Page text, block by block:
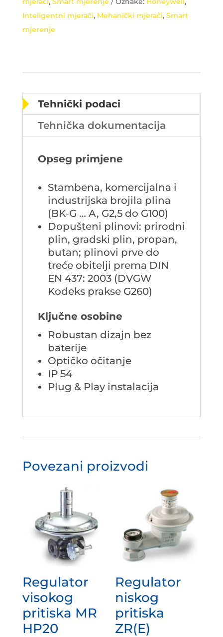
Inteligentni mjerači, Mehanički mjerači, Smart
mjerenje
Tehnički podaci
Tehnička dokumentacija
Opseg primjene
Stambena, komercijalna i
industrijska brojila plina
(BK-G … A, G2,5 do G100)
Dopušteni plinovi: prirodni
plin, gradski plin, propan,
butan; plinovi prve do
treće obitelji prema DIN
EN 437: 2003 (DVGW
Kodeks prakse G260)
Ključne osobine
Robustan dizajn bez
baterije
Optičko očitanje
IP 54
Plug & Play instalacija
Povezani proizvodi
Regulator
visokog
pritiska MR
HP20
Regulator
niskog
pritiska
ZR(E)